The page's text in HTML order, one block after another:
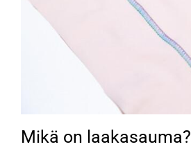
Mikä on laakasauma?